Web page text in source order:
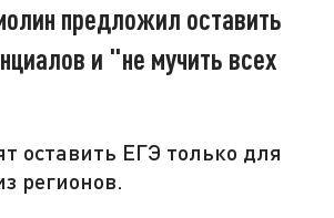
предложил оставить
и "не мучить всех
оставить ЕГЭ только для
регионов.